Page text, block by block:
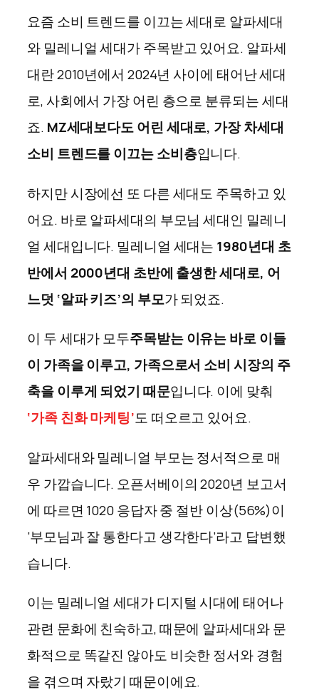
요즘 소비 트렌드를 이끄는 세대로 알파세대
와 밀레니얼 세대가 주목받고 있어요. 알파세
대란 2010년에서 2024년 사이에 태어난 세대
로, 사회에서 가장 어린 층으로 분류되는 세대
죠. MZ세대보다도 어린 세대로, 가장 차세대
소비 트렌드를 이끄는 소비층입니다.
하지만 시장에선 또 다른 세대도 주목하고 있
어요. 바로 알파세대의 부모님 세대인 밀레니
얼 세대입니다. 밀레니얼 세대는 1980년대 초
반에서 2000년대 초반에 출생한 세대로, 어
느덧 ‘알파 키즈’의 부모가 되었죠.
이 두 세대가 모두주목받는 이유는 바로 이들
이 가족을 이루고, 가족으로서 소비 시장의 주
축을 이루게 되었기 때문입니다. 이에 맞춰
‘가족 친화 마케팅’도 떠오르고 있어요.
알파세대와 밀레니얼 부모는 정서적으로 매
우 가깝습니다. 오픈서베이의 2020년 보고서
에 따르면 1020 응답자 중 절반 이상(56%)이
‘부모님과 잘 통한다고 생각한다’라고 답변했
습니다.
이는 밀레니얼 세대가 디지털 시대에 태어나
관련 문화에 친숙하고, 때문에 알파세대와 문
화적으로 똑같진 않아도 비슷한 정서와 경험
을 겪으며 자랐기 때문이에요.